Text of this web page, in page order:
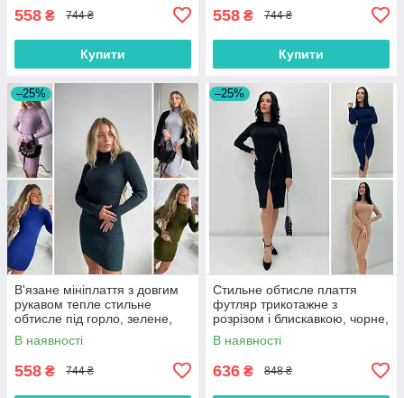
558 ₴ 744 ₴
Купити
558 ₴ 744 ₴
Купити
–25%
В'язане мініплаття з довгим
рукавом тепле стильне
обтисле під горло, зелене,
синє, сіре, бузкове
В наявності
558 ₴ 744 ₴
–25%
Стильне обтисле плаття
футляр трикотажне з
розрізом і блискавкою, чорне,
синє, бежеве, р. 42/44, 46/48
В наявності
636 ₴ 848 ₴